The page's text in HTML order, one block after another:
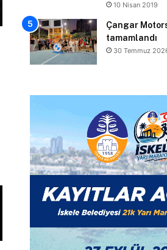
10 Nisan 2019
Çangar
tamamlandı
30 Temmuz